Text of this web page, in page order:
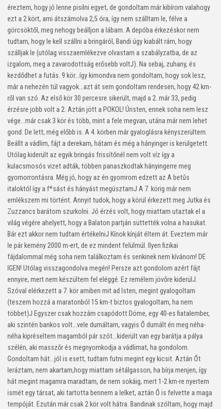
éreztem, hogy jó lenne pisilni egyet, de gondoltam már kibírom valahogy
ezt a 2 kört, ami átszámolva 2,5 óra, így nem szálltam le, félve a
görcsöktől, meg nehogy beálljon a lábam. A depóba érkezéskor nem
tudtam, hogy le kell szállni a bringáról, Bandi úgy kiabált rám, hogy
szálljak le (utólag visszaemlékezve olvastam a szabályzatba, de az
izgalom, meg a zavarodottság erősebb voltJ). Na sebaj, zuhany, és
kezdődhet a futás. 9 kör…így kimondva nem gondoltam, hogy sok lesz,
már a nehezén túl vagyok…azt át sem gondoltam rendesen, hogy 42 km-
ről van szó. Az első kör 30 percesre sikerült, majd a 2. már 33, pedig
érzésre jobb volt a 2. Aztán jött a POKOL! Úristen, ennek soha nem lesz
vége…már csak 3 kör és több, mint a fele megvan, utána már nem lehet
gond. De lett, még előbb is. A 4. körben már gyaloglásra kényszerültem.
Beállt a vádlim, fájt a derekam, hátam és még a hányinger is kerülgetett.
Utólag kiderült az egyik bringás frissítőnél nem volt víz így a
kulacsmosós vizet adták, többen panaszkodtak hányingerre meg
gyomorrontásra. Még jó, hogy az én gyomrom edzett az A betűs
italoktól így a f*sást és hányást megúsztamJ A 7. körig már nem
emlékszem mi történt. Annyit tudok, hogy a körül érkezett meg Jutka és
Zuzzancs barátom szurkolni. Jó érzés volt, hogy miattam utaztak el a
világ végére ahelyett, hogy a Balaton partján süttették volna a hasukat.
Bár ezt akkor nem tudtam értékelniJ Kínok kínját éltem át. Eveztem már
le pár kemény 2000 m-ert, de ez mindent felülmúl. Ilyen fizikai
fájdalommal még soha nem találkoztam és senkinek nem kívánom! DE
IGEN! Utólag visszagondolva megéri! Persze azt gondolom azért fájt
ennyire, mert nem készültem fel eléggé. Ez remélem jövőre kiderül J.
Szóval elérkezett a 7. kör amiben mit ad Isten, megint gyalogoltam
(teszem hozzá a maratonból 15 km-t biztos gyalogoltam, ha nem
többet)J Egyszer csak hozzám csapódott Döme, egy 40-es fiatalember,
aki szintén bankos volt…vele dumáltam, vagyis Ő dumált én meg néha-
néha kipréseltem magamból pár szót…kiderült van egy barátja a pálya
szélén, aki masszőr és megnyomkodja a vádlimat, ha gondolom.
Gondoltam hát…jól is esett, tudtam futni megint egy kicsit. Aztán Őt
leráztam, nem akartam,hogy miattam sétálgasson, ha bírja menjen, így
hát megint magamra maradtam, de nem sokáig, mert 1-2 km-re nyertem
ismét egy társat, aki tartotta bennem a lelket, aztán Ő is felvette a maga
tempóját. Ezután már csak 2 kör volt hátra. Bandinak szóltam, hogy majd